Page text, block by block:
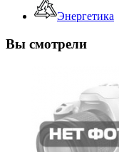
Энергетика
Вы смотрели